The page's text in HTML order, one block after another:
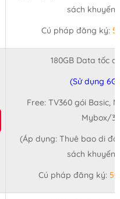
sách khuyến
Cú pháp đăng ký:
180GB Data tốc
(Sử dụng
Free: TV360 gói Basic,
Mybox/
(Áp dụng: Thuê bao di
sách khuyến
Cú pháp đăng ký: